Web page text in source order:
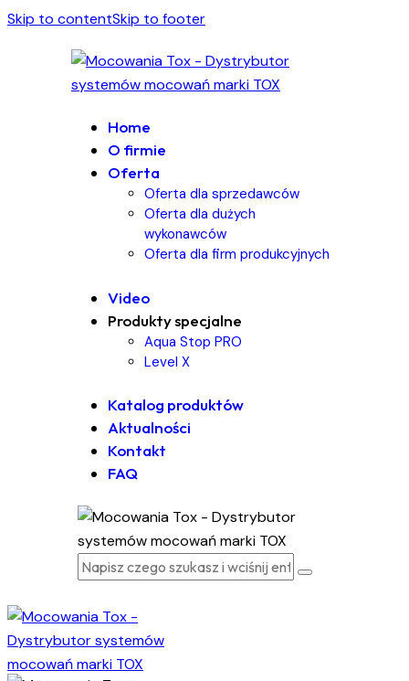
Skip to contentSkip to footer
Home
O firmie
Oferta
Oferta dla sprzedawców
Oferta dla dużych
wykonawców
Oferta dla firm produkcyjnych
Video
Produkty specjalne
Aqua Stop PRO
Level X
Katalog produktów
Aktualności
Kontakt
FAQ